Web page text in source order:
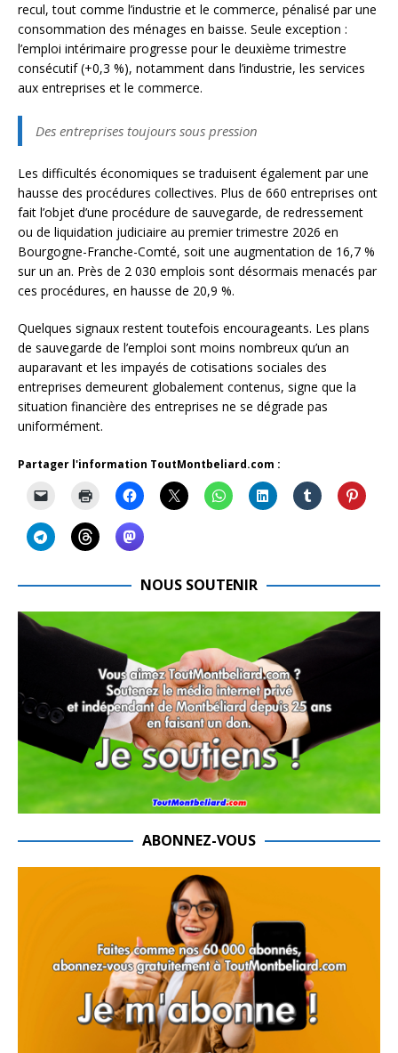
recul, tout comme l’industrie et le commerce, pénalisé par une
consommation des ménages en baisse. Seule exception :
l’emploi intérimaire progresse pour le deuxième trimestre
consécutif (+0,3 %), notamment dans l’industrie, les services
aux entreprises et le commerce.
Des entreprises toujours sous pression
Les difficultés économiques se traduisent également par une
hausse des procédures collectives. Plus de 660 entreprises ont
fait l’objet d’une procédure de sauvegarde, de redressement
ou de liquidation judiciaire au premier trimestre 2026 en
Bourgogne-Franche-Comté, soit une augmentation de 16,7 %
sur un an. Près de 2 030 emplois sont désormais menacés par
ces procédures, en hausse de 20,9 %.
Quelques signaux restent toutefois encourageants. Les plans
de sauvegarde de l’emploi sont moins nombreux qu’un an
auparavant et les impayés de cotisations sociales des
entreprises demeurent globalement contenus, signe que la
situation financière des entreprises ne se dégrade pas
uniformément.
Partager l'information ToutMontbeliard.com :
NOUS SOUTENIR
ABONNEZ-VOUS